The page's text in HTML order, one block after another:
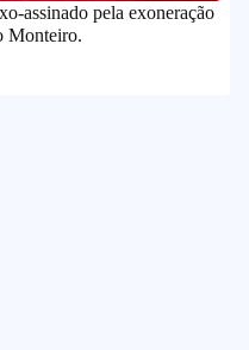
assinado pela exoneração
Monteiro.